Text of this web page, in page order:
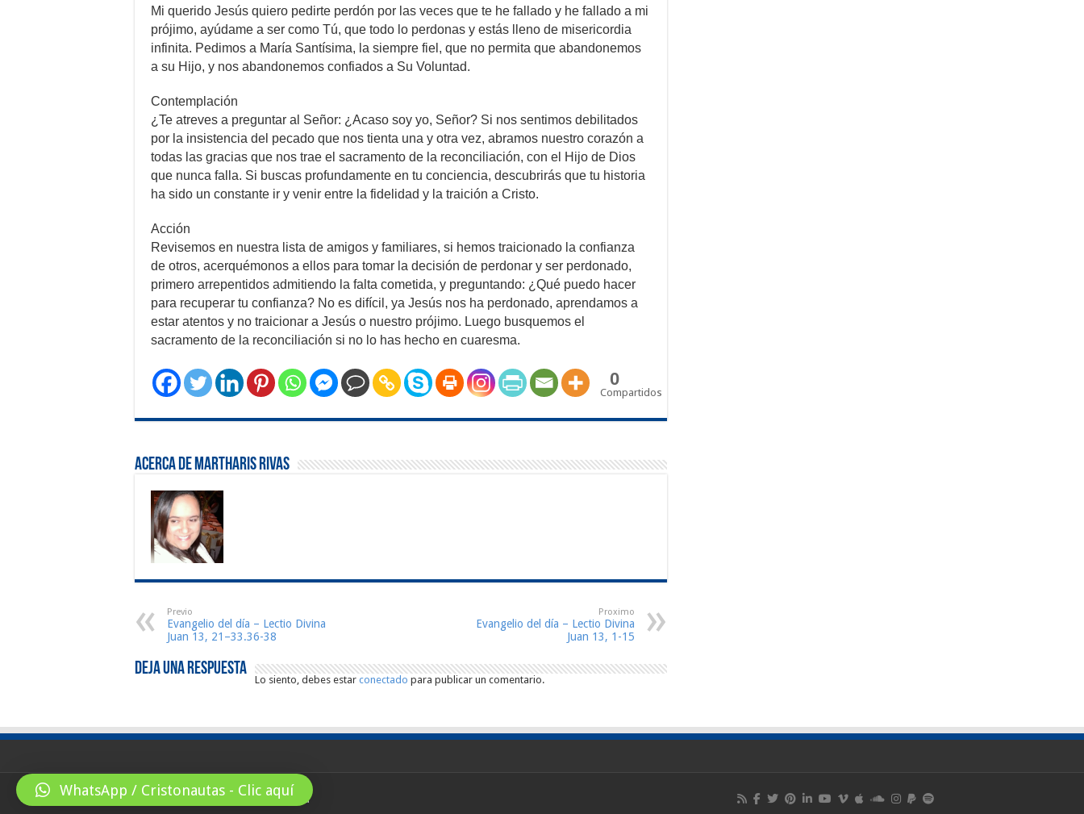
Mi querido Jesús quiero pedirte perdón por las veces que te he fallado y he fallado a mi
prójimo, ayúdame a ser como Tú, que todo lo perdonas y estás lleno de misericordia
infinita. Pedimos a María Santísima, la siempre fiel, que no permita que abandonemos
a su Hijo, y nos abandonemos confiados a Su Voluntad.
Contemplación
¿Te atreves a preguntar al Señor: ¿Acaso soy yo, Señor? Si nos sentimos debilitados
por la insistencia del pecado que nos tienta una y otra vez, abramos nuestro corazón a
todas las gracias que nos trae el sacramento de la reconciliación, con el Hijo de Dios
que nunca falla. Si buscas profundamente en tu conciencia, descubrirás que tu historia
ha sido un constante ir y venir entre la fidelidad y la traición a Cristo.
Acción
Revisemos en nuestra lista de amigos y familiares, si hemos traicionado la confianza
de otros, acerquémonos a ellos para tomar la decisión de perdonar y ser perdonado,
primero arrepentidos admitiendo la falta cometida, y preguntando: ¿Qué puedo hacer
para recuperar tu confianza? No es difícil, ya Jesús nos ha perdonado, aprendamos a
estar atentos y no traicionar a Jesús o nuestro prójimo. Luego busquemos el
sacramento de la reconciliación si no lo has hecho en cuaresma.
0
Compartidos
Acerca de Martharis Rivas
Previo
Evangelio del día – Lectio Divina
Juan 13, 21–33.36-38
Proximo
Evangelio del día – Lectio Divina
Juan 13, 1-15
Deja una respuesta
Lo siento, debes estar conectado para publicar un comentario.
© Copyright 2026, All Rights Reserved
WhatsApp / Cristonautas - Clic aquí